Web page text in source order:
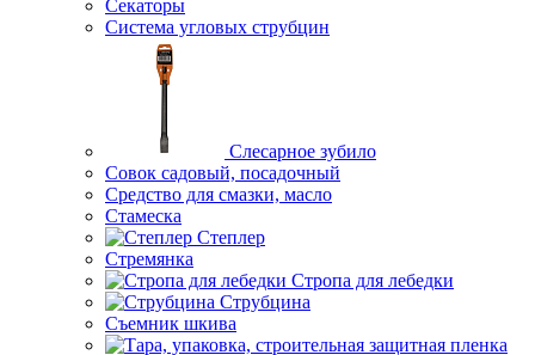
Секаторы
Система угловых струбцин
Слесарное зубило
Совок садовый, посадочный
Средство для смазки, масло
Стамеска
Степлер
Стремянка
Стропа для лебедки
Струбцина
Съемник шкива